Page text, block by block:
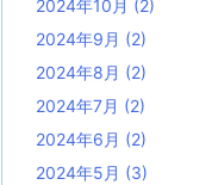
2024年10月 (2)
2024年9月 (2)
2024年8月 (2)
2024年7月 (2)
2024年6月 (2)
2024年5月 (3)